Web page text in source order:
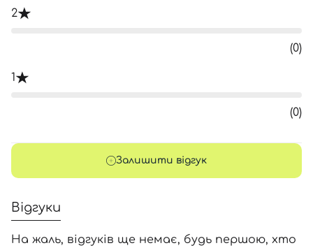
2
(0)
1
(0)
Залишити відгук
Відгуки
На жаль, відгуків ще немає, будь першою, хто